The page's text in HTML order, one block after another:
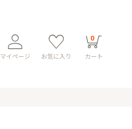
マイページ お気に入り
0
カート